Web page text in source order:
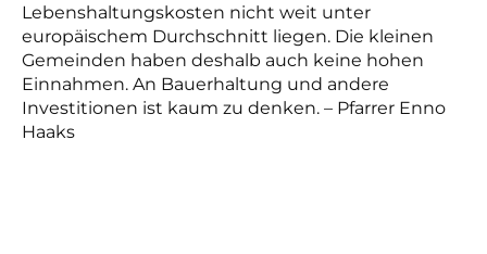
Lebenshaltungskosten nicht weit unter
europäischem Durchschnitt liegen. Die kleinen
Gemeinden haben deshalb auch keine hohen
Einnahmen. An Bauerhaltung und andere
Investitionen ist kaum zu denken. – Pfarrer Enno
Haaks